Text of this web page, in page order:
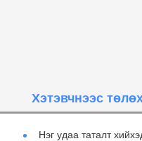
Хэтэвчнээс
Нэг удаа таталт